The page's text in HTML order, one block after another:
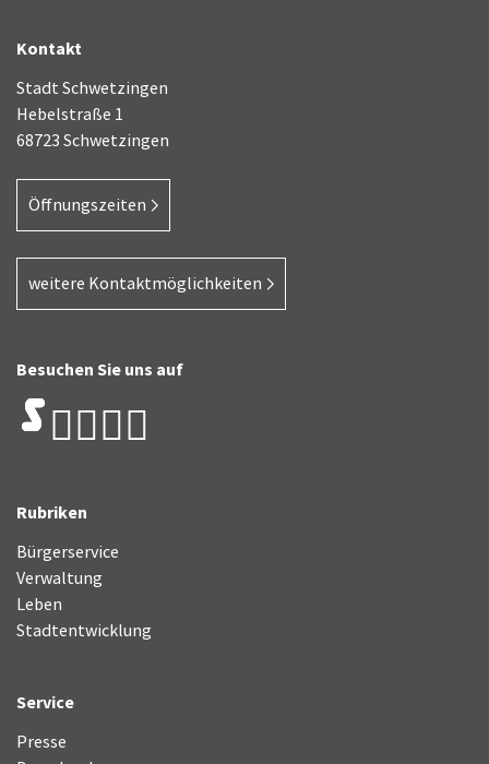
Kontakt
Stadt Schwetzingen
Hebelstraße 1
68723 Schwetzingen
Öffnungszeiten
weitere Kontaktmöglichkeiten
Besuchen Sie uns auf
Rubriken
Bürgerservice
Verwaltung
Leben
Stadtentwicklung
Service
Presse